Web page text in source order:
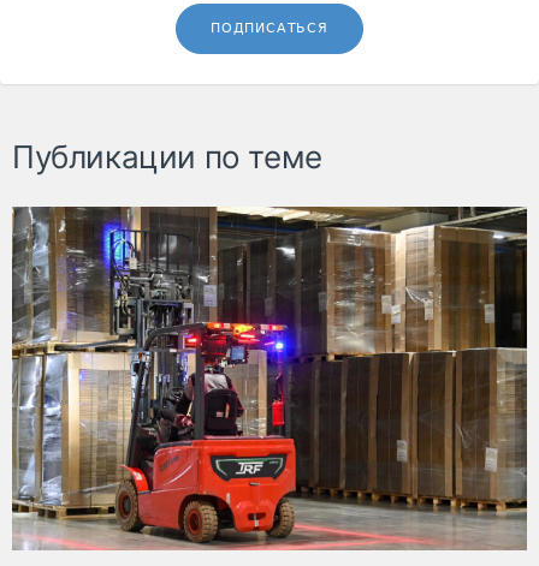
ПОДПИСАТЬСЯ
Публикации по теме